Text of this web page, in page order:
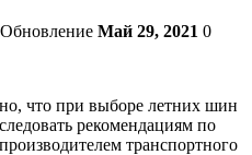
Обновление Май 29, 2021 0
что при выборе летних шин
рекомендациям по
транспортного